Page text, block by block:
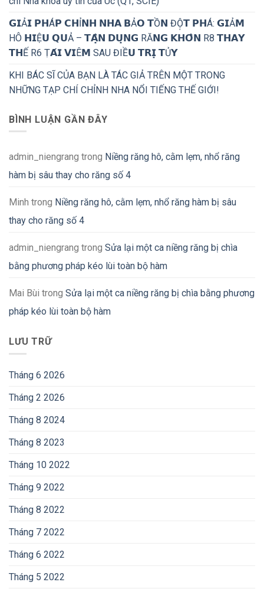
𝗚𝗜Ả𝗜 𝗣𝗛Á𝗣 𝗖𝗛Ỉ𝗡𝗛 𝗡𝗛𝗔 𝗕Ả𝗢 𝗧Ồ𝗡 ĐỘ̣𝗧 𝗣𝗛Á: 𝗚𝗜Ả𝗠
HÔ 𝗛𝗜Ệ𝗨 𝗤𝗨Ả – 𝗧𝗔̣̂𝗡 𝗗𝗨̣𝗡𝗚 RĂ𝗡𝗚 𝗞𝗛𝗢̂𝗡 R8 𝗧𝗛𝗔𝗬
𝗧𝗛Ế R6 Ṭ𝗔́𝗜 𝗩𝗜Ê𝗠 SAU ĐIỀ𝗨 𝗧𝗥𝗜̣ 𝗧Ủ𝗬
KHI BÁC SĨ CỦA BẠN LÀ TÁC GIẢ TRÊN MỘT TRONG
NHỮNG TẠP CHÍ CHỈNH NHA NỔI TIẾNG THẾ GIỚI!
BÌNH LUẬN GẦN ĐÂY
admin_niengrang trong Niềng răng hô, cằm lẹm, nhổ răng
hàm bị sâu thay cho răng số 4
Minh trong Niềng răng hô, cằm lẹm, nhổ răng hàm bị sâu
thay cho răng số 4
admin_niengrang trong Sửa lại một ca niềng răng bị chìa
bằng phương pháp kéo lùi toàn bộ hàm
Mai Bùi trong Sửa lại một ca niềng răng bị chìa bằng phương
pháp kéo lùi toàn bộ hàm
LƯU TRỮ
Tháng 6 2026
Tháng 2 2026
Tháng 8 2024
Tháng 8 2023
Tháng 10 2022
Tháng 9 2022
Tháng 8 2022
Tháng 7 2022
Tháng 6 2022
Tháng 5 2022